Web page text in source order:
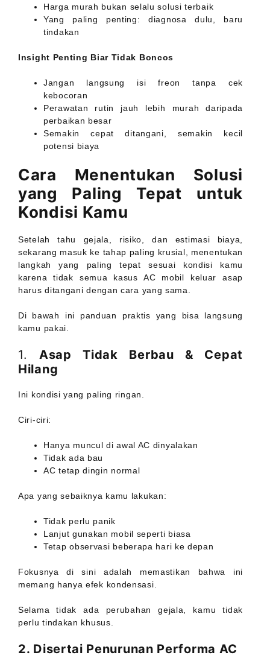
Harga murah bukan selalu solusi terbaik
Yang paling penting: diagnosa dulu, baru
tindakan
Insight Penting Biar Tidak Boncos
Jangan langsung isi freon tanpa cek
kebocoran
Perawatan rutin jauh lebih murah daripada
perbaikan besar
Semakin cepat ditangani, semakin kecil
potensi biaya
Cara Menentukan Solusi
yang Paling Tepat untuk
Kondisi Kamu
Setelah tahu gejala, risiko, dan estimasi biaya,
sekarang masuk ke tahap paling krusial, menentukan
langkah yang paling tepat sesuai kondisi kamu
karena tidak semua kasus AC mobil keluar asap
harus ditangani dengan cara yang sama.
Di bawah ini panduan praktis yang bisa langsung
kamu pakai.
1. Asap Tidak Berbau & Cepat
Hilang
Ini kondisi yang paling ringan.
Ciri-ciri:
Hanya muncul di awal AC dinyalakan
Tidak ada bau
AC tetap dingin normal
Apa yang sebaiknya kamu lakukan:
Tidak perlu panik
Lanjut gunakan mobil seperti biasa
Tetap observasi beberapa hari ke depan
Fokusnya di sini adalah memastikan bahwa ini
memang hanya efek kondensasi.
Selama tidak ada perubahan gejala, kamu tidak
perlu tindakan khusus.
2. Disertai Penurunan Performa AC